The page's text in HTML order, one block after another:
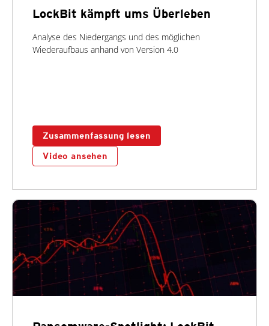
LockBit kämpft ums Überleben
Analyse des Niedergangs und des möglichen
Wiederaufbaus anhand von Version 4.0
Zusammenfassung lesen
Video ansehen